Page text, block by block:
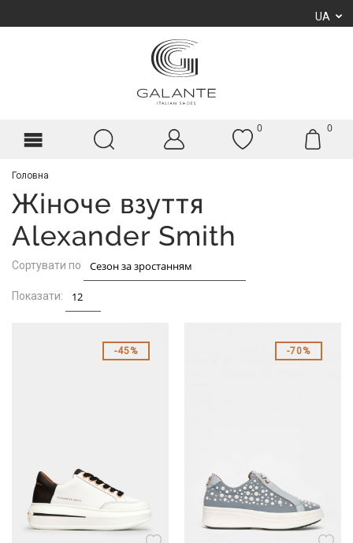
UA
0 0
Головна
Жіноче взуття
Alexander Smith
Сортувати по
Показати:
45% 70%